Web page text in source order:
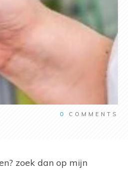
0 COMMENTS
zoek dan op mijn